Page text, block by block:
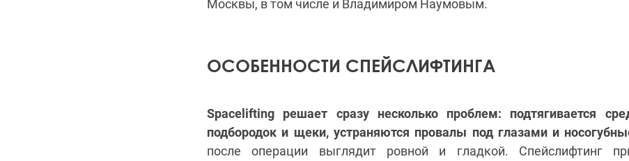
Москвы, в том числе и Владимиром Наумовым.
ОСОБЕННОСТИ СПЕЙСЛИФТИНГА
Spacelifting решает сразу несколько проблем: подтягивается
подбородок и щеки, устраняются провалы под глазами и
после операции выглядит ровной и гладкой. Спейслифтинг